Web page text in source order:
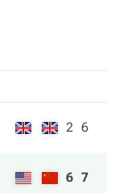
2 6
6 7